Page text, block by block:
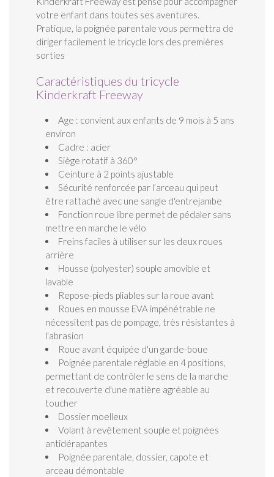
votre enfant dans toutes ses aventures.
Pratique, la poignée parentale vous permettra de
diriger facilement le tricycle lors des premières
sorties
Caractéristiques du tricycle
Kinderkraft Freeway
Age : convient aux enfants de 9 mois à 5 ans
environ
Cadre : acier
Siège rotatif à 360°
Ceinture à 2 points ajustable
Sécurité renforcée par l’arceau qui peut
être rattaché avec une sangle d'entrejambe
Fonction roue libre permet de pédaler sans
mettre en marche le vélo
Freins faciles à utiliser sur les deux roues
arrière
Housse (polyester) souple amovible et
lavable
Repose-pieds pliables sur la roue avant
Roues en mousse EVA impénétrable ne
nécessitent pas de pompage, très résistantes à
l'abrasion
Roue avant équipée d'un garde-boue
Poignée parentale réglable en 4 positions,
permettant de contrôler le sens de la marche
et recouverte d'une matière agréable au
toucher
Dossier moelleux
Volant à revêtement souple et poignées
antidérapantes
Poignée parentale, dossier, capote et
arceau démontable